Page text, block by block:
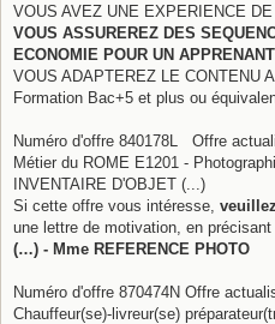
VOUS AVEZ UNE EXPERIENCE
VOUS ASSUREREZ DES
ECONOMIE POUR UN
VOUS ADAPTEREZ LE CONTENU
Formation Bac+5 et plus ou
Numéro d'offre 840178L Offre
Métier du ROME E1201 -
INVENTAIRE D'OBJET (...)
Si cette offre vous intéresse,
une lettre de motivation, en
(…) - Mme REFERENCE PHOTO
Numéro d'offre 870474N Offre
Chauffeur(se)-livreur(se)